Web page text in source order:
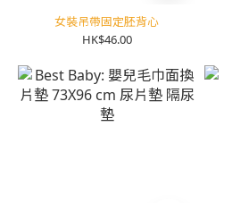
女裝吊帶固定胚背心
HK$46.00